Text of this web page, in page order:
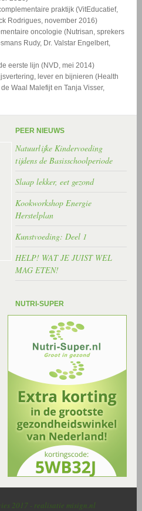
praktijk (VitEducatief,
Rodrigues, november 2016)
oncologie (Nutrisan, sprekers
Rudy, Dr. Valstar Engelbert,
eerste lijn (NVD, mei 2014)
lever en bijnieren (Health
Waal Malefijt en Tanja Visser,
PEER NIEUWS
Natuurlijke Kindervoeding
tijdens de Basisschoolperiode
Slaap lekker, eet gezond
Kookworkshop Energie
Herstelplan
Kunstvoeding: Deel 1
HELP! WAT JE JUIST WEL
MAG ETEN!
NUTRI-SUPER
2017 - realisatie misign.nl